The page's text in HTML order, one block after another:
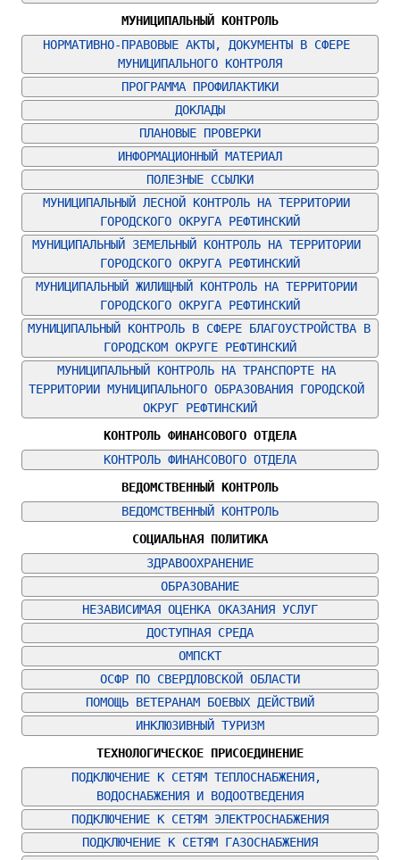
МУНИЦИПАЛЬНЫЙ КОНТРОЛЬ
НОРМАТИВНО-ПРАВОВЫЕ АКТЫ, ДОКУМЕНТЫ В СФЕРЕ
МУНИЦИПАЛЬНОГО КОНТРОЛЯ
ПРОГРАММА ПРОФИЛАКТИКИ
ДОКЛАДЫ
ПЛАНОВЫЕ ПРОВЕРКИ
ИНФОРМАЦИОННЫЙ МАТЕРИАЛ
ПОЛЕЗНЫЕ ССЫЛКИ
МУНИЦИПАЛЬНЫЙ ЛЕСНОЙ КОНТРОЛЬ НА ТЕРРИТОРИИ
ГОРОДСКОГО ОКРУГА РЕФТИНСКИЙ
МУНИЦИПАЛЬНЫЙ ЗЕМЕЛЬНЫЙ КОНТРОЛЬ НА ТЕРРИТОРИИ
ГОРОДСКОГО ОКРУГА РЕФТИНСКИЙ
МУНИЦИПАЛЬНЫЙ ЖИЛИЩНЫЙ КОНТРОЛЬ НА ТЕРРИТОРИИ
ГОРОДСКОГО ОКРУГА РЕФТИНСКИЙ
МУНИЦИПАЛЬНЫЙ КОНТРОЛЬ В СФЕРЕ БЛАГОУСТРОЙСТВА В
ГОРОДСКОМ ОКРУГЕ РЕФТИНСКИЙ
МУНИЦИПАЛЬНЫЙ КОНТРОЛЬ НА ТРАНСПОРТЕ НА
ТЕРРИТОРИИ МУНИЦИПАЛЬНОГО ОБРАЗОВАНИЯ ГОРОДСКОЙ
ОКРУГ РЕФТИНСКИЙ
КОНТРОЛЬ ФИНАНСОВОГО ОТДЕЛА
КОНТРОЛЬ ФИНАНСОВОГО ОТДЕЛА
ВЕДОМСТВЕННЫЙ КОНТРОЛЬ
ВЕДОМСТВЕННЫЙ КОНТРОЛЬ
СОЦИАЛЬНАЯ ПОЛИТИКА
ЗДРАВООХРАНЕНИЕ
ОБРАЗОВАНИЕ
НЕЗАВИСИМАЯ ОЦЕНКА ОКАЗАНИЯ УСЛУГ
ДОСТУПНАЯ СРЕДА
ОМПСКТ
ОСФР ПО СВЕРДЛОВСКОЙ ОБЛАСТИ
ПОМОЩЬ ВЕТЕРАНАМ БОЕВЫХ ДЕЙСТВИЙ
ИНКЛЮЗИВНЫЙ ТУРИЗМ
ТЕХНОЛОГИЧЕСКОЕ ПРИСОЕДИНЕНИЕ
ПОДКЛЮЧЕНИЕ К СЕТЯМ ТЕПЛОСНАБЖЕНИЯ,
ВОДОСНАБЖЕНИЯ И ВОДООТВЕДЕНИЯ
ПОДКЛЮЧЕНИЕ К СЕТЯМ ЭЛЕКТРОСНАБЖЕНИЯ
ПОДКЛЮЧЕНИЕ К СЕТЯМ ГАЗОСНАБЖЕНИЯ